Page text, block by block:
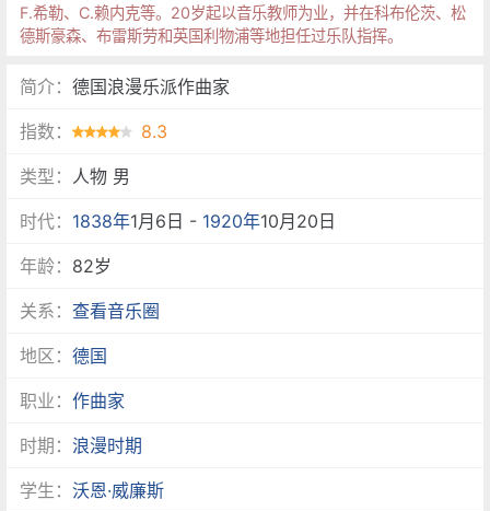
F.希勒、C.赖内克等。20岁起以音乐教师为业，并在科布伦茨、松
德斯豪森、布雷斯劳和英国利物浦等地担任过乐队指挥。
简介：德国浪漫乐派作曲家
指数： 8.3
类型： 人物 男
时代： 1838年1月6日 - 1920年10月20日
年龄： 82岁
关系：查看音乐圈
地区：德国
职业：作曲家
时期： 浪漫时期
学生： 沃恩·威廉斯